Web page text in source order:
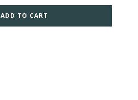
ADD TO CART